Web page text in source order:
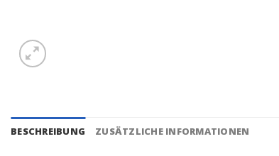
BESCHREIBUNG ZUSÄTZLICHE INFORMATIONEN